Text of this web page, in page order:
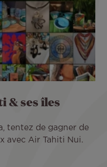
& ses îles
tentez de gagner de
avec Air Tahiti Nui.